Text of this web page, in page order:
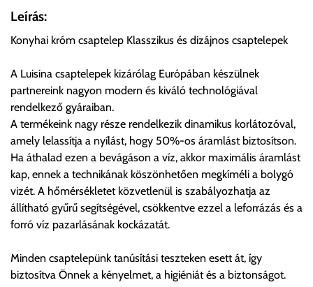
Önnek lehetősége van rendelését a beérkezést követően
ingyenesen átvenni Budapesti Cégcsoportunk Stúdiójában
előre egyeztetett időpontban.
Cím:1133 Budapest, Váci út 100.
Szállítási díjak:
Az oldalunkon rendelés esetén, amennyiben szállítást is kér,
úgy esetenként több lehetőséget ajánl fel a program. Kérjük, a
vásárolt árú figyelembevételével az önnek megfelelő szállítási
költséget válassza ki.
Amennyiben nem biztos választásában, vagy a program
automatikusan nem ajánl fel szállítási költséget, úgy válassza
termék adatait, majd visszaigazolják a szállítás költségét.
Leírás:
Konyhai króm csaptelep Klasszikus és dizájnos csaptelepek
A Luisina csaptelepek kizárólag Európában készülnek
partnereink nagyon modern és kiváló technológiával
rendelkező gyáraiban.
A termékeink nagy része rendelkezik dinamikus korlátozóval,
amely lelassítja a nyílást, hogy 50%-os áramlást biztosítson.
Ha áthalad ezen a bevágáson a víz, akkor maximális áramlást
kap, ennek a technikának köszönhetően megkíméli a bolygó
vizét. A hőmérsékletet közvetlenül is szabályozhatja az
állítható gyűrű segítségével, csökkentve ezzel a leforrázás és a
forró víz pazarlásának kockázatát.
Minden csaptelepünk tanúsítási teszteken esett át, így
biztosítva Önnek a kényelmet, a higiéniát és a biztonságot.